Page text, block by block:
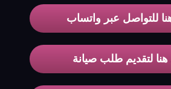
للتواصل عبر واتساب
لتقديم طلب صيانة